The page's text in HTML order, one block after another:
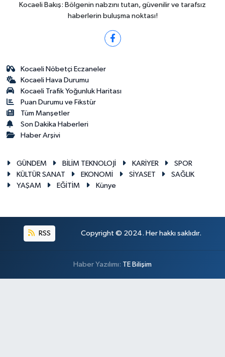
Kocaeli Bakış: Bölgenin nabzını tutan, güvenilir ve tarafsız
haberlerin buluşma noktası!
Kocaeli Nöbetçi Eczaneler
Kocaeli Hava Durumu
Kocaeli Trafik Yoğunluk Haritası
Puan Durumu ve Fikstür
Tüm Manşetler
Son Dakika Haberleri
Haber Arşivi
GÜNDEM BİLİM TEKNOLOJİ KARİYER
SPOR
KÜLTÜR SANAT
EKONOMİ SİYASET
SAĞLIK
YAŞAM
EĞİTİM Künye
RSS Copyright © 2024. Her hakkı saklıdır.
Haber Yazılımı: TE Bilişim